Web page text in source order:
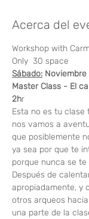
Acerca del
Workshop with
Only  30 space
Sábado:
Master Class - El
2hr
Esta no es tu clase
nos vamos a
que posiblemente
ya sea por que te
porque nunca se
Después de
apropiadamente, y
otros arqueos
una parte de la